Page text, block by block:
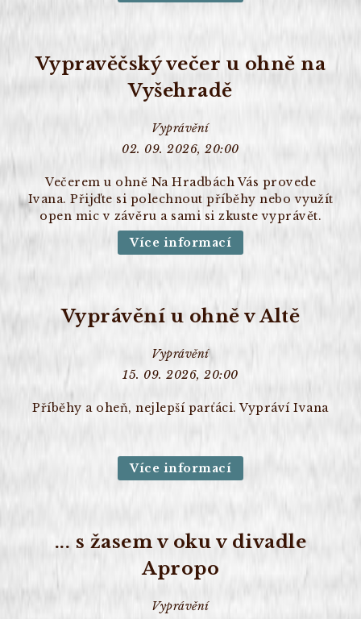
Vypravěčský večer u ohně na
Vyšehradě
Vyprávění
02. 09. 2026, 20:00
Večerem u ohně Na Hradbách Vás provede
Ivana. Přijďte si polechnout příběhy nebo využít
open mic v závěru a sami si zkuste vyprávět.
Více informací
Vyprávění u ohně v Altě
Vyprávění
15. 09. 2026, 20:00
Příběhy a oheň, nejlepší parťáci. Vypráví Ivana
Více informací
... s žasem v oku v divadle
Apropo
Vyprávění